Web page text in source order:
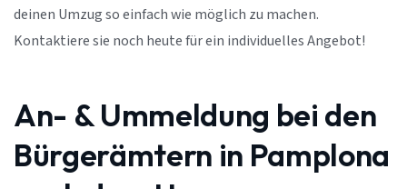
deinen Umzug so einfach wie möglich zu machen.
Kontaktiere sie noch heute für ein individuelles Angebot!
An- & Ummeldung bei den
Bürgerämtern in Pamplona